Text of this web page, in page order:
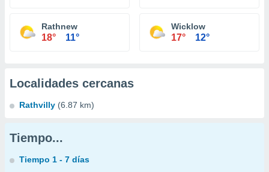
Rathnew
18° 11°
Wicklow
17° 12°
Localidades cercanas
Rathvilly (6.87 km)
Tiempo...
Tiempo 1 - 7 días